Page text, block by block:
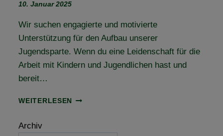
10. Januar 2025
Wir suchen engagierte und motivierte
Unterstützung für den Aufbau unserer
Jugendsparte. Wenn du eine Leidenschaft für die
Arbeit mit Kindern und Jugendlichen hast und
bereit…
WEITERLESEN
JUGENDWART
Archiv